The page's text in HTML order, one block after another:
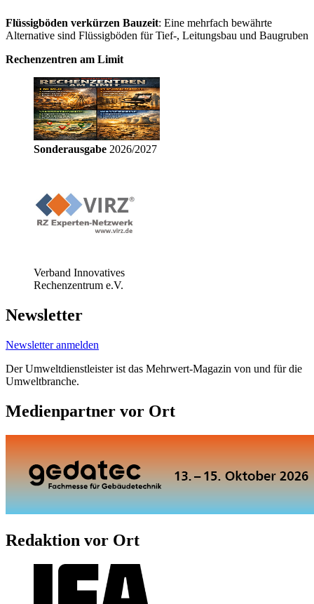
Flüssigböden verkürzen Bauzeit: Eine mehrfach bewährte
Alternative sind Flüssigböden für Tief-, Leitungsbau und Baugruben
Rechenzentren am Limit
Sonderausgabe 2026/2027
Verband Innovatives
Rechenzentrum e.V.
Newsletter
Newsletter anmelden
Der Umweltdienstleister ist das Mehrwert-Magazin von und für die
Umweltbranche.
Medienpartner vor Ort
Redaktion vor Ort